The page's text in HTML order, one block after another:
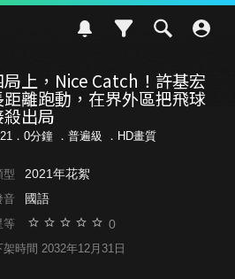
局上，Nice Catch！許基宏
距離跑動，在界外區把飛球
出局
．0分鐘 ． 普遍級 ．HD畫質
型 2021年花絮
音 國語
等 0
架時間 2032年12月31日